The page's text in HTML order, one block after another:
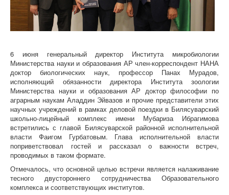
6 июня генеральный директор Института микробиологии
Министерства науки и образования АР член-корреспондент НАНА
доктор биологических наук, профессор Панах Мурадов,
исполняющий обязанности директора Института зоологии
Министерства науки и образования АР доктор философии по
аграрным наукам Аладдин Эйвазов и прочие представители этих
научных учреждений в рамках деловой поездки в Билясуварский
школьно-лицейный комплекс имени Мубариза Ибрагимова
встретились с главой Билясуварской районной исполнительной
власти Фаигом Гурбатовым. Глава исполнительной власти
поприветствовал гостей и рассказал о важности встреч,
проводимых в таком формате.
Отмечалось, что основной целью встречи является налаживание
тесного двустороннего сотрудничества Образовательного
комплекса и соответствующих институтов.